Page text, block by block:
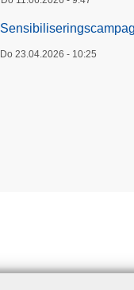
Do 23.04.2026 - 10:25